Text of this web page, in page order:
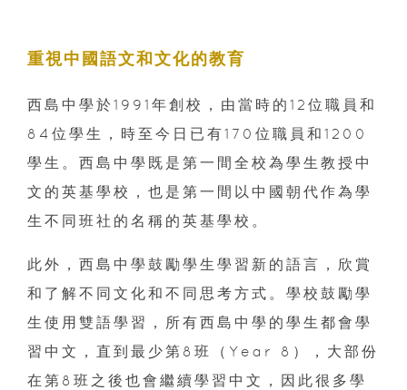
重視中國語文和文化的教育
西島中學於1991年創校，由當時的12位職員和
84位學生，時至今日已有170位職員和1200
學生。西島中學既是第一間全校為學生教授中
文的英基學校，也是第一間以中國朝代作為學
生不同班社的名稱的英基學校。
此外，西島中學鼓勵學生學習新的語言，欣賞
和了解不同文化和不同思考方式。學校鼓勵學
生使用雙語學習，所有西島中學的學生都會學
習中文，直到最少第8班（Year 8），大部份
在第8班之後也會繼續學習中文，因此很多學